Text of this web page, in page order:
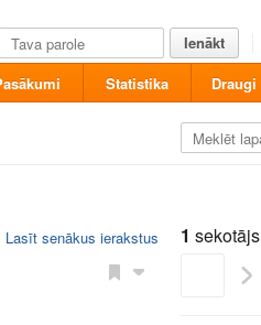
Ienākt
Statistika Draugi
Lasīt senākus ierakstus 1 sekotājs